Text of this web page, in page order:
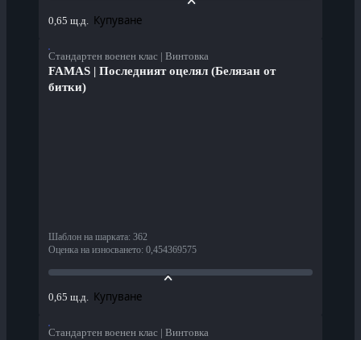
0,65 щ.д. Купуване
Стандартен военен клас | Винтовка
FAMAS | Последният оцелял (Белязан от
битки)
Шаблон на шарката: 362
Оценка на износването: 0,454369575
0,65 щ.д. Купуване
Стандартен военен клас | Винтовка